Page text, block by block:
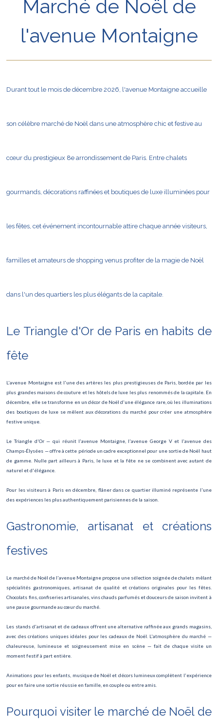
Expositions Contemporaines Grand Palais
Art Basel Paris
Concert Mozart & Beethoven à la Salle Gaveau
Festival d’Improvisation
IMCAS World Congress
Concert de Jul
Festival du Livre
Manga Mega Show
Le Carnaval de Paris
Roland Garros
Finale Rugby
Marathon de Paris 2025
Roland Garros
Tournoi des 6 nations
Ateliers des Lumières
Rock en Seine
Cinéma en plair air Villette
Le roi lion
Marché de Noël de
l'avenue Montaigne
Durant tout le mois de décembre 2026, l'avenue Montaigne accueille
son célèbre marché de Noël dans une atmosphère chic et festive au
cœur du prestigieux 8e arrondissement de Paris. Entre chalets
gourmands, décorations raffinées et boutiques de luxe illuminées pour
les fêtes, cet événement incontournable attire chaque année visiteurs,
familles et amateurs de shopping venus profiter de la magie de Noël
dans l'un des quartiers les plus élégants de la capitale.
Le Triangle d'Or de Paris en habits de
fête
L'avenue Montaigne est l'une des artères les plus prestigieuses de Paris, bordée par les
plus grandes maisons de couture et les hôtels de luxe les plus renommés de la capitale. En
décembre, elle se transforme en un décor de Noël d'une élégance rare, où les illuminations
des boutiques de luxe se mêlent aux décorations du marché pour créer une atmosphère
festive unique.
Le Triangle d'Or — qui réunit l'avenue Montaigne, l'avenue George V et l'avenue des
Champs-Élysées — offre à cette période un cadre exceptionnel pour une sortie de Noël haut
de gamme. Nulle part ailleurs à Paris, le luxe et la fête ne se combinent avec autant de
naturel et d'élégance.
Pour les visiteurs à Paris en décembre, flâner dans ce quartier illuminé représente l'une
des expériences les plus authentiquement parisiennes de la saison.
Gastronomie, artisanat et créations
festives
Le marché de Noël de l'avenue Montaigne propose une sélection soignée de chalets mêlant
spécialités gastronomiques, artisanat de qualité et créations originales pour les fêtes.
Chocolats fins, confiseries artisanales, vins chauds parfumés et douceurs de saison invitent à
une pause gourmande au cœur du marché.
Les stands d'artisanat et de cadeaux offrent une alternative raffinée aux grands magasins,
avec des créations uniques idéales pour les cadeaux de Noël. L'atmosphère du marché —
chaleureuse, lumineuse et soigneusement mise en scène — fait de chaque visite un
moment festif à part entière.
Animations pour les enfants, musique de Noël et décors lumineux complètent l'expérience
pour en faire une sortie réussie en famille, en couple ou entre amis.
Pourquoi visiter le marché de Noël de